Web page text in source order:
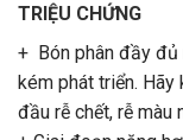
TRIỆU CHỨNG
+ Bón phân đầy đủ
kém phát triển. Hãy
đầu rễ chết, rễ màu